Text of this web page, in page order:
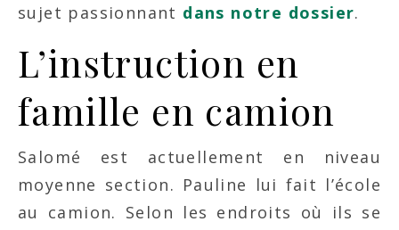
sujet passionnant dans notre dossier.
L’instruction en
famille en camion
Salomé est actuellement en niveau
moyenne section. Pauline lui fait l’école
au camion. Selon les endroits où ils se